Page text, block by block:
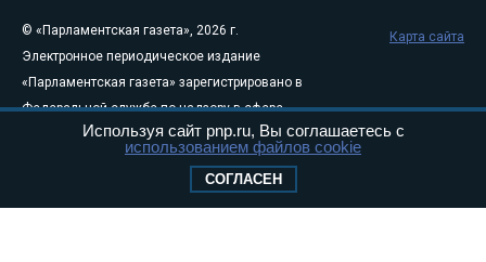
© «Парламентская газета», 2026 г.
Электронное периодическое издание
«Парламентская газета» зарегистрировано в
Федеральной службе по надзору в сфере
связи, информационных технологий и
массовых коммуникаций (Роскомнадзор) 05
Свидетельство о регистрации Эл № ФС77-
Карта сайта
Используя сайт pnp.ru, Вы соглашаетесь с
использованием файлов cookie
СОГЛАСЕН